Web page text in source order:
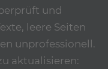
und
leere Seiten
unprofessionell.
aktualisieren: